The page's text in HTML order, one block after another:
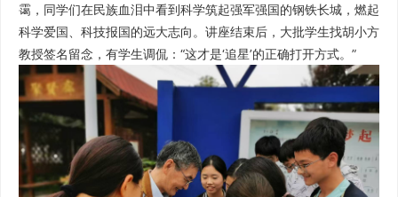
霭，同学们在民族血泪中看到科学筑起强军强国的钢铁长城，燃起
科学爱国、科技报国的远大志向。讲座结束后，大批学生找胡小方
教授签名留念，有学生调侃：“这才是‘追星’的正确打开方式。”